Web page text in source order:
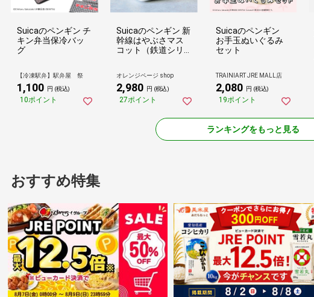
Suicaのペンギン チ
キン弁当保冷バッ
グ
【冷凍駅弁】駅弁屋 祭
1,100 円 (税込)
10ポイント
Suicaのペンギン 新
幹線はやぶさマス
コット（鉄道シリ
オレンジページ shop
2,980 円 (税込)
27ポイント
Suicaのペンギン
お手玉ぬいぐるみ
セット
TRAINIART JRE MALL店
2,080 円 (税込)
19ポイント
ランキングをもっと見る
おすすめ特集